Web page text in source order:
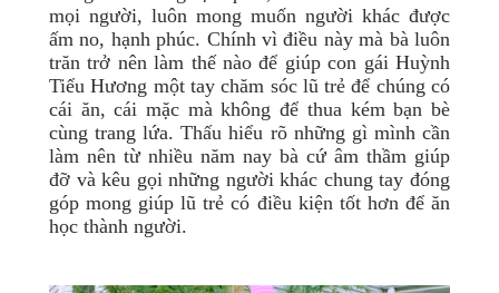
mọi người, luôn mong muốn người khác được
ấm no, hạnh phúc. Chính vì điều này mà bà luôn
trăn trở nên làm thế nào để giúp con gái Huỳnh
Tiểu Hương một tay chăm sóc lũ trẻ để chúng có
cái ăn, cái mặc mà không để thua kém bạn bè
cùng trang lứa. Thấu hiểu rõ những gì mình cần
làm nên từ nhiều năm nay bà cứ âm thầm giúp
đỡ và kêu gọi những người khác chung tay đóng
góp mong giúp lũ trẻ có điều kiện tốt hơn để ăn
học thành người.